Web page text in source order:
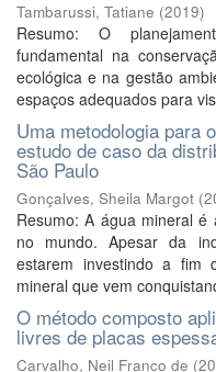
Tambarussi, Tatiane (2019)
Resumo: O
fundamental na
ecológica e na gestão
espaços adequados para
Uma metodologia para
estudo de caso da
São Paulo
Gonçalves, Sheila Margot (
Resumo: A água mineral
no mundo. Apesar da
estarem investindo a fim
mineral que vem
O método composto
livres de placas
Carvalho, Neil Franco de (